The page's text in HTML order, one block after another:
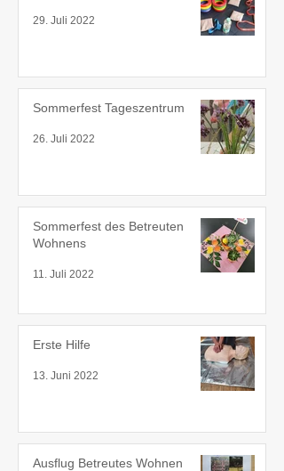
29. Juli 2022
Sommerfest Tageszentrum
26. Juli 2022
Sommerfest des Betreuten
Wohnens
11. Juli 2022
Erste Hilfe
13. Juni 2022
Ausflug Betreutes Wohnen